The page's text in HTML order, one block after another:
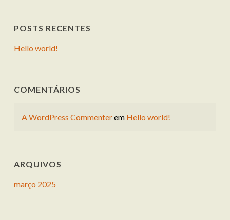
POSTS RECENTES
Hello world!
COMENTÁRIOS
A WordPress Commenterem Hello world!
ARQUIVOS
março 2025